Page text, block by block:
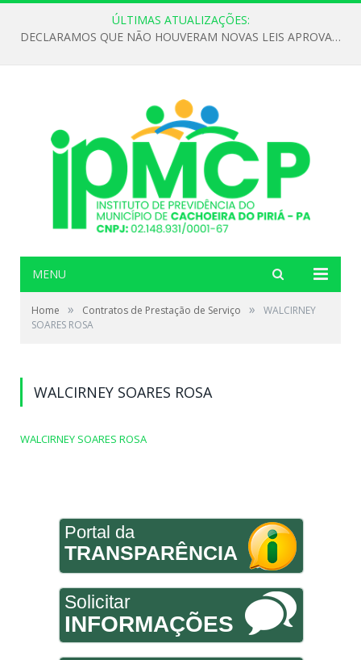
ÚLTIMAS ATUALIZAÇÕES:
DECLARAMOS QUE NÃO HOUVERAM NOVAS LEIS APROVADAS ATÉ O MOMENTO PARA O INSTITUTO DE PREVIDÊNCIA NO ANO DE 2026
MENU
Home » Contratos de Prestação de Serviço »
WALCIRNEY
SOARES ROSA
WALCIRNEY SOARES ROSA
WALCIRNEY SOARES ROSA
Portal da
TRANSPARÊNCIA
Solicitar
INFORMAÇÕES